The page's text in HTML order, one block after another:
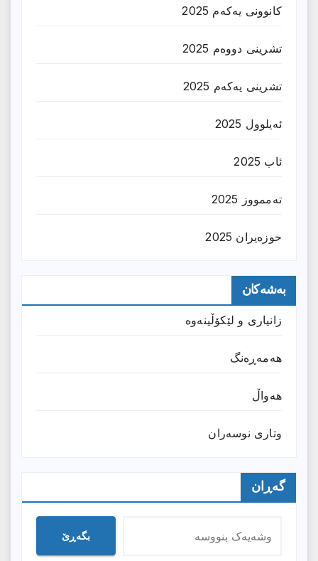
کانوونی یەکەم 2025
تشرینی دووەم 2025
تشرینی یەکەم 2025
ئەیلوول 2025
ئاب 2025
تەممووز 2025
حوزه‌یران 2025
بەشەکان
زانیارى و لێکۆڵینەوە
هەمەڕەنگ
هەواڵ
وتارى نوسەران
گەڕان
بگەڕێ